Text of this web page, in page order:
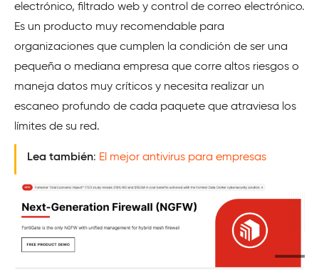
electrónico, filtrado web y control de correo electrónico.
Es un producto muy recomendable para
organizaciones que cumplen la condición de ser una
pequeña o mediana empresa que corre altos riesgos o
maneja datos muy críticos y necesita realizar un
escaneo profundo de cada paquete que atraviesa los
límites de su red.
Lea también: El mejor antivirus para empresas